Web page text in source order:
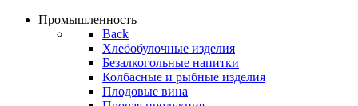
Промышленность
Back
Хлебобулочные изделия
Безалкогольные напитки
Колбасные и рыбные изделия
Плодовые вина